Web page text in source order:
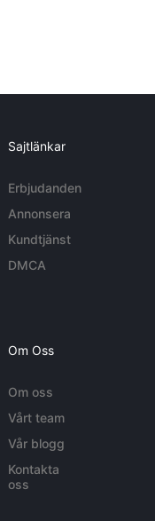
Sajtlänkar
Erbjudanden
Annonsera
Kundtjänst
DMCA
Om Oss
Om oss
Vårt team
Vår blogg
Kontakta
oss